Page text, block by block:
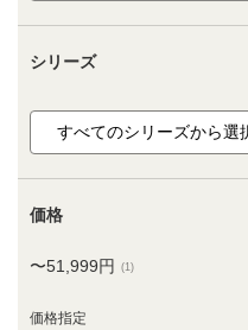
シリーズ
価格
〜51,999円 (1)
価格指定